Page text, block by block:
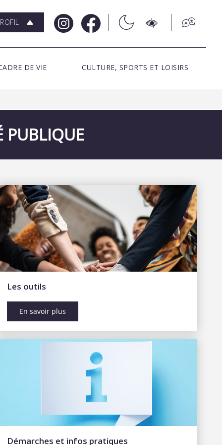
DE VIE CULTURE, SPORTS ET LOISIRS
PUBLIQUE
Les outils
En savoir plus
Démarches et infos pratiques